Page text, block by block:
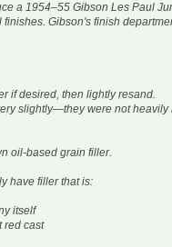
a 1954–55 Gibson Les Paul
Gibson's finish
if desired, then lightly resand.
slightly—they were not heavily
oil-based grain filler.
have filler that is:
itself
red cast